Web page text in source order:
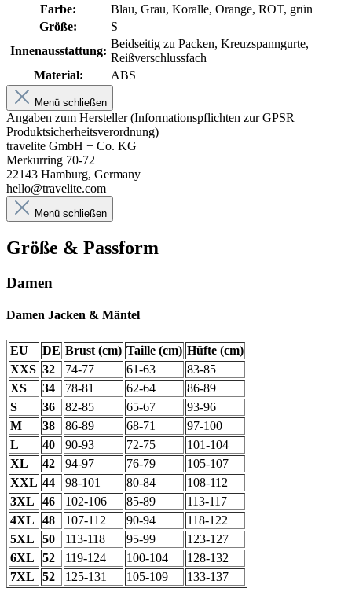
Farbe:
Blau, Grau, Koralle, Orange, ROT, grün
Größe:
S
Innenausstattung:
Beidseitig zu Packen, Kreuzspanngurte,
Reißverschlussfach
Material:
ABS
Menü schließen
Angaben zum Hersteller (Informationspflichten zur GPSR
Produktsicherheitsverordnung)
travelite GmbH + Co. KG
Merkurring 70-72
22143 Hamburg, Germany
hello@travelite.com
Menü schließen
Größe & Passform
Damen
Damen Jacken & Mäntel
EU DE Brust (cm) Taille (cm) Hüfte (cm)
XXS 32 74-77 61-63
83-85
XS
34 78-81 62-64
86-89
S
36 82-85 65-67
93-96
M
38 86-89 68-71
97-100
L
40 90-93 72-75
101-104
XL
42 94-97 76-79
105-107
XXL 44 98-101 80-84
108-112
3XL
46 102-106 85-89
113-117
4XL
48 107-112 90-94
118-122
5XL
50 113-118 95-99
123-127
6XL
52 119-124 100-104
128-132
7XL
52 125-131 105-109 133-137